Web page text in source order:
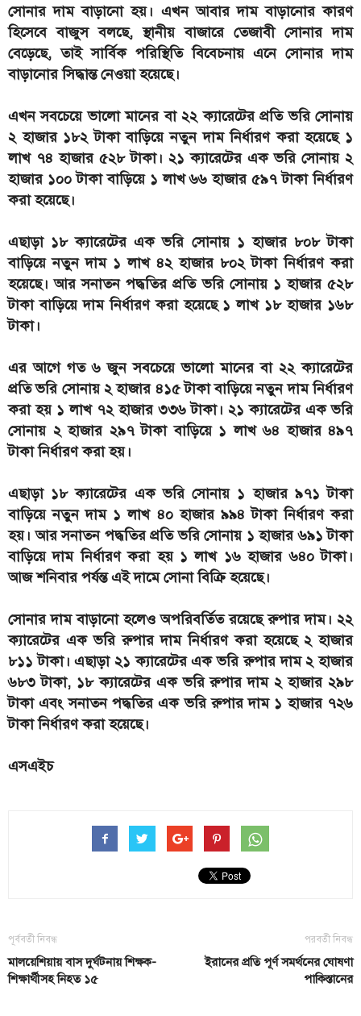
সোনার দাম বাড়ানো হয়। এখন আবার দাম বাড়ানোর কারণ
হিসেবে বাজুস বলছে, স্থানীয় বাজারে তেজাবী সোনার দাম
বেড়েছে, তাই সার্বিক পরিস্থিতি বিবেচনায় এনে সোনার দাম
বাড়ানোর সিদ্ধান্ত নেওয়া হয়েছে।
এখন সবচেয়ে ভালো মানের বা ২২ ক্যারেটের প্রতি ভরি সোনায়
২ হাজার ১৮২ টাকা বাড়িয়ে নতুন দাম নির্ধারণ করা হয়েছে ১
লাখ ৭৪ হাজার ৫২৮ টাকা। ২১ ক্যারেটের এক ভরি সোনায় ২
হাজার ১০০ টাকা বাড়িয়ে ১ লাখ ৬৬ হাজার ৫৯৭ টাকা নির্ধারণ
করা হয়েছে।
এছাড়া ১৮ ক্যারেটের এক ভরি সোনায় ১ হাজার ৮০৮ টাকা
বাড়িয়ে নতুন দাম ১ লাখ ৪২ হাজার ৮০২ টাকা নির্ধারণ করা
হয়েছে। আর সনাতন পদ্ধতির প্রতি ভরি সোনায় ১ হাজার ৫২৮
টাকা বাড়িয়ে দাম নির্ধারণ করা হয়েছে ১ লাখ ১৮ হাজার ১৬৮
টাকা।
এর আগে গত ৬ জুন সবচেয়ে ভালো মানের বা ২২ ক্যারেটের
প্রতি ভরি সোনায় ২ হাজার ৪১৫ টাকা বাড়িয়ে নতুন দাম নির্ধারণ
করা হয় ১ লাখ ৭২ হাজার ৩৩৬ টাকা। ২১ ক্যারেটের এক ভরি
সোনায় ২ হাজার ২৯৭ টাকা বাড়িয়ে ১ লাখ ৬৪ হাজার ৪৯৭
টাকা নির্ধারণ করা হয়।
এছাড়া ১৮ ক্যারেটের এক ভরি সোনায় ১ হাজার ৯৭১ টাকা
বাড়িয়ে নতুন দাম ১ লাখ ৪০ হাজার ৯৯৪ টাকা নির্ধারণ করা
হয়। আর সনাতন পদ্ধতির প্রতি ভরি সোনায় ১ হাজার ৬৯১ টাকা
বাড়িয়ে দাম নির্ধারণ করা হয় ১ লাখ ১৬ হাজার ৬৪০ টাকা।
আজ শনিবার পর্যন্ত এই দামে সোনা বিক্রি হয়েছে।
সোনার দাম বাড়ানো হলেও অপরিবর্তিত রয়েছে রুপার দাম। ২২
ক্যারেটের এক ভরি রুপার দাম নির্ধারণ করা হয়েছে ২ হাজার
৮১১ টাকা। এছাড়া ২১ ক্যারেটের এক ভরি রুপার দাম ২ হাজার
৬৮৩ টাকা, ১৮ ক্যারেটের এক ভরি রুপার দাম ২ হাজার ২৯৮
টাকা এবং সনাতন পদ্ধতির এক ভরি রুপার দাম ১ হাজার ৭২৬
টাকা নির্ধারণ করা হয়েছে।
এসএইচ
পূর্ববর্তী নিবন্ধ
মালয়েশিয়ায় বাস দুর্ঘটনায় শিক্ষক-
শিক্ষার্থীসহ নিহত ১৫
পরবর্তী নিবন্ধ
ইরানের প্রতি পূর্ণ সমর্থনের ঘোষণা
পাকিস্তানের